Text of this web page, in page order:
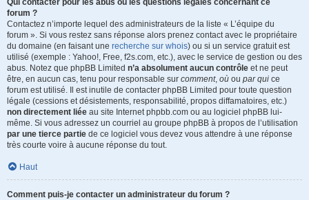
Qui contacter pour les abus ou les questions légales concernant ce
forum ?
Contactez n’importe lequel des administrateurs de la liste « L’équipe du
forum ». Si vous restez sans réponse alors prenez contact avec le propriétaire
du domaine (en faisant une recherche sur whois) ou si un service gratuit est
utilisé (exemple : Yahoo!, Free, f2s.com, etc.), avec le service de gestion ou des
abus. Notez que phpBB Limited n’a absolument aucun contrôle et ne peut
être, en aucun cas, tenu pour responsable sur comment, où ou par qui ce
forum est utilisé. Il est inutile de contacter phpBB Limited pour toute question
légale (cessions et désistements, responsabilité, propos diffamatoires, etc.)
non directement liée au site Internet phpbb.com ou au logiciel phpBB lui-
même. Si vous adressez un courriel au groupe phpBB à propos de l’utilisation
par une tierce partie de ce logiciel vous devez vous attendre à une réponse
très courte voire à aucune réponse du tout.
Haut
Comment puis-je contacter un administrateur du forum ?